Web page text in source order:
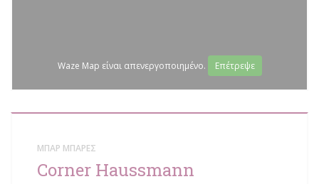
Waze Map είναι απενεργοποιημένο. Επέτρεψε
ΜΠΑΡ ΜΠΆΡΕΣ
Corner Haussmann